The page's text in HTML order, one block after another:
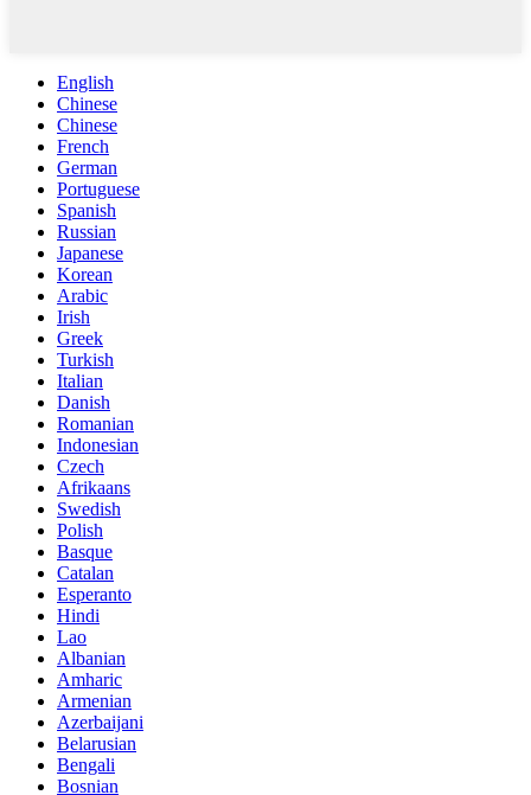
English
Chinese
Chinese
French
German
Portuguese
Spanish
Russian
Japanese
Korean
Arabic
Irish
Greek
Turkish
Italian
Danish
Romanian
Indonesian
Czech
Afrikaans
Swedish
Polish
Basque
Catalan
Esperanto
Hindi
Lao
Albanian
Amharic
Armenian
Azerbaijani
Belarusian
Bengali
Bosnian